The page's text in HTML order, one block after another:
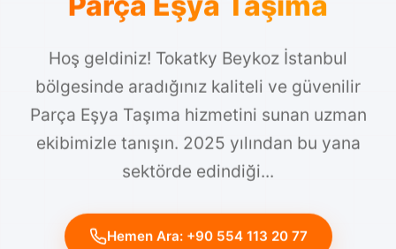
Hoş geldiniz! Tokatky Beykoz İstanbul
bölgesinde aradığınız kaliteli ve güvenilir
Parça Eşya Taşıma hizmetini sunan uzman
ekibimizle tanışın. 2025 yılından bu yana
sektörde edindiği...